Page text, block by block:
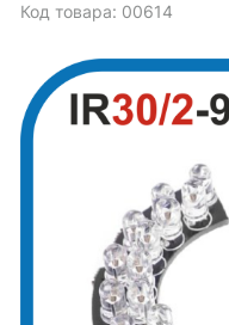
Код товара: 00614